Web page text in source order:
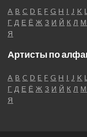
A B C D E F G H I J K L
Г Д Е Ё Ж З И Й К Л М
Я
Артисты по
A B C D E F G H I J K L
Г Д Е Ё Ж З И Й К Л М
Я